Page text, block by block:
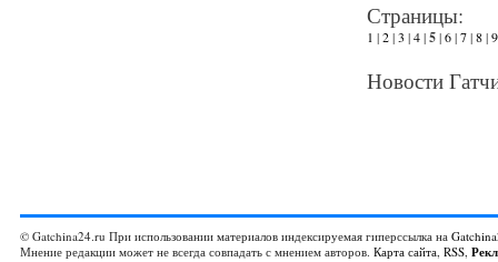
Страницы:
1 |2|3 |4|5|6|7|8|9
Новости
© Gatchina24.ru При использовании материалов индексируемая гиперссылка на
Мнение редакции может не всегда совпадать с мнением авторов. Карта сайта, RSS,